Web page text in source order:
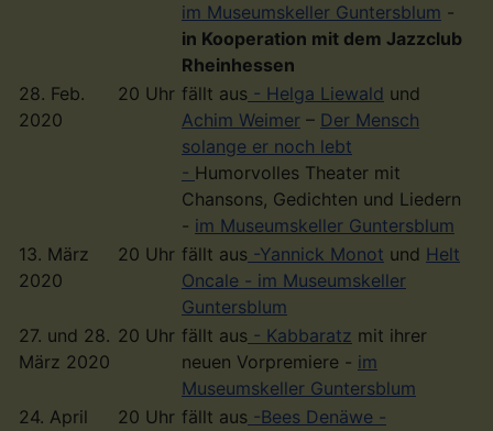
im Museumskeller Guntersblum -
in Kooperation mit dem Jazzclub
Rheinhessen
28. Feb.
2020
20 Uhr fällt aus - Helga Liewald und
Achim Weimer – Der Mensch
solange er noch lebt
- Humorvolles Theater mit
Chansons, Gedichten und Liedern
- im Museumskeller Guntersblum
13. März
2020
20 Uhr fällt aus -Yannick Monot und Helt
Oncale - im Museumskeller
Guntersblum
27. und 28.
März 2020
20 Uhr fällt aus - Kabbaratz mit ihrer
neuen Vorpremiere - im
Museumskeller Guntersblum
24. April
20 Uhr fällt aus -Bees Denäwe -